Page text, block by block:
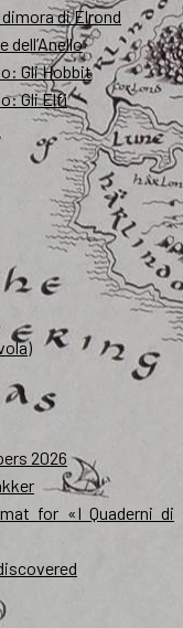
di Elrond
dell’Anello
Gli Hobbit
Gli Elfi
2026
for «I Quaderni di